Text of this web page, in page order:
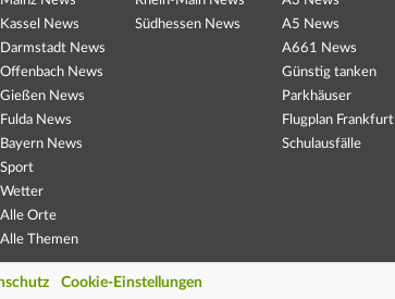
Kassel News
Darmstadt News
Offenbach News
Gießen News
Fulda News
Bayern News
Sport
Wetter
Alle Orte
Alle Themen
Südhessen News
A5 News
A661 News
Günstig tanken
Parkhäuser
Flugplan Frankfurt
Schulausfälle
Cookie-Einstellungen